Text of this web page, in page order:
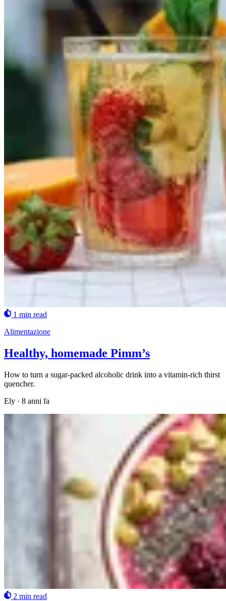
1 min read
Alimentazione
Healthy, homemade Pimm’s
How to turn a sugar-packed alcoholic drink into a vitamin-rich thirst
quencher.
Ely · 8 anni fa
2 min read